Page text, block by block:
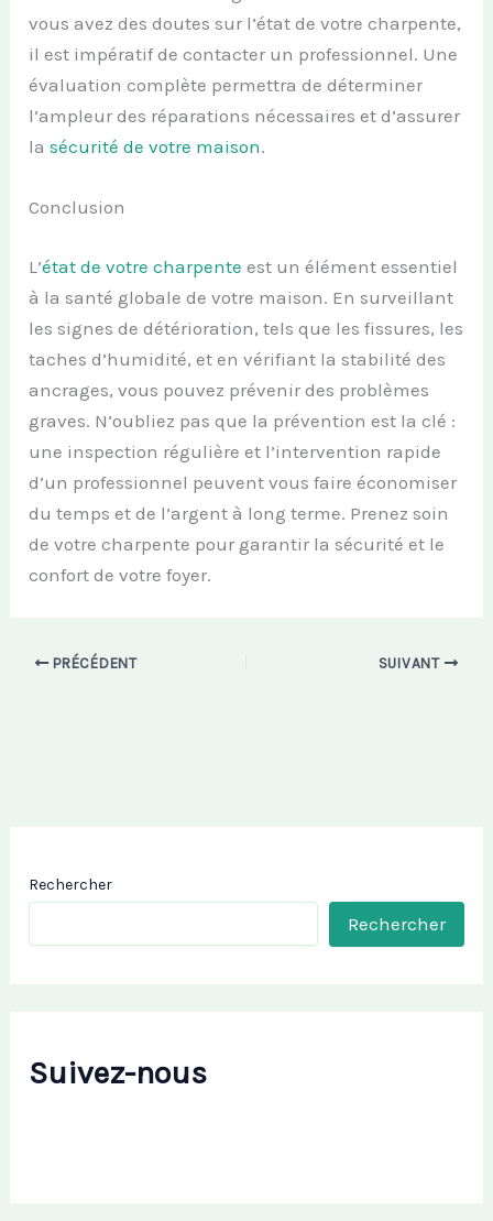
vous avez des doutes sur l’état de votre charpente,
il est impératif de contacter un professionnel. Une
évaluation complète permettra de déterminer
l’ampleur des réparations nécessaires et d’assurer
lasécurité de votre maison.
Conclusion
L’état de votre charpente est un élément essentiel
à la santé globale de votre maison. En surveillant
les signes de détérioration, tels que les fissures, les
taches d’humidité, et en vérifiant la stabilité des
ancrages, vous pouvez prévenir des problèmes
graves. N’oubliez pas que la prévention est la clé :
une inspection régulière et l’intervention rapide
d’un professionnel peuvent vous faire économiser
du temps et de l’argent à long terme. Prenez soin
de votre charpente pour garantir la sécurité et le
confort de votre foyer.
PRÉCÉDENT SUIVANT
Rechercher
Rechercher
Suivez-nous